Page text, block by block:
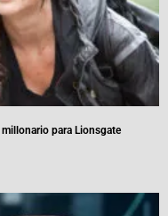
para Lionsgate